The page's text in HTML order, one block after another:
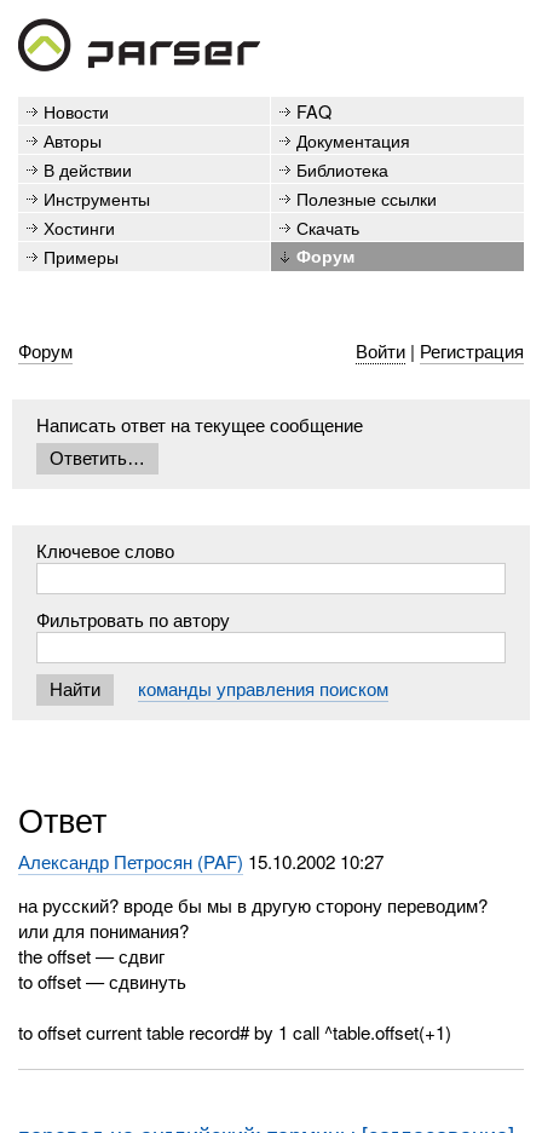
Новости
FAQ
Авторы
Документация
В действии
Библиотека
Инструменты
Полезные ссылки
Хостинги
Скачать
Примеры
Форум
Форум Войти| Регистрация
Написать ответ на текущее сообщение
Ключевое слово
Фильтровать по автору
команды управления поиском
Ответ
Александр Петросян (PAF) 15.10.2002 10:27
на русский? вроде бы мы в другую сторону переводим?
или для понимания?
the offset — сдвиг
to offset — сдвинуть
to offset current table record# by 1 call ^table.offset(+1)